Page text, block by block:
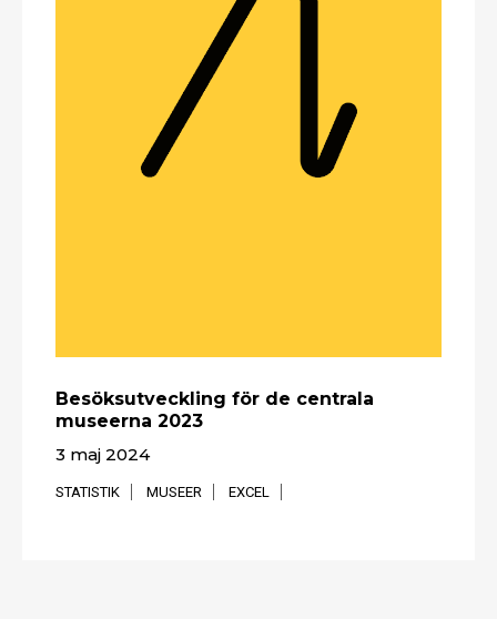
Besöksutveckling för de centrala
museerna 2023
3 maj 2024
STATISTIK MUSEER EXCEL